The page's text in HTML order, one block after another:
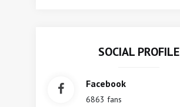
SOCIAL PROFILE
Facebook
6863 fans